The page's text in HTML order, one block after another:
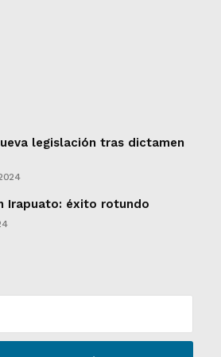
legislación tras dictamen
Irapuato: éxito rotundo